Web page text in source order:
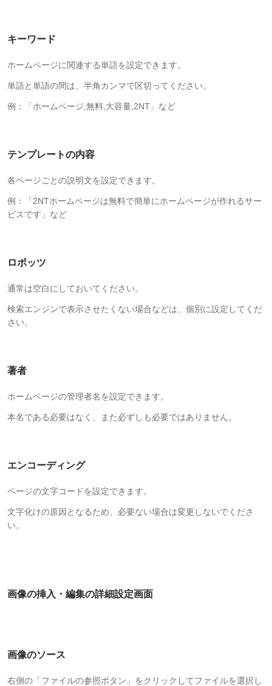
キーワード
ホームページに関連する単語を設定できます。
単語と単語の間は、半角カンマで区切ってください。
例：「ホームページ,無料,大容量,2NT」など
テンプレートの内容
各ページごとの説明文を設定できます。
例：「2NTホームページは無料で簡単にホームページが作れるサー
ビスです」など
ロボッツ
通常は空白にしておいてください。
検索エンジンで表示させたくない場合などは、個別に設定してくだ
さい。
著者
ホームページの管理者名を設定できます。
本名である必要はなく、また必ずしも必要ではありません。
エンコーディング
ページの文字コードを設定できます。
文字化けの原因となるため、必要ない場合は変更しないでくださ
い。
画像の挿入・編集の詳細設定画面
画像のソース
右側の「ファイルの参照ボタン」をクリックしてファイルを選択し